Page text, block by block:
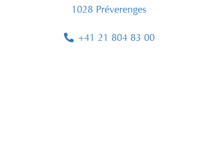
1028 Préverenges
+41 21 804 83 00